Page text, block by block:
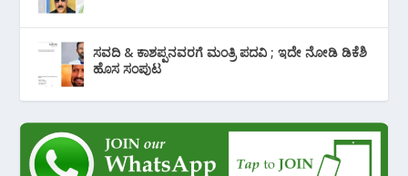
ಸವದಿ & ಕಾಶಪ್ಪನವರಗೆ ಮಂತ್ರಿ ಪದವಿ ; ಇದೇ ನೋಡಿ‌ ಡಿಕೆಶಿ
ಹೊಸ ಸಂಪುಟ